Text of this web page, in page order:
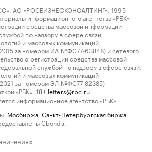
АО «РОСБИЗНЕСКОНСАЛТИНГ», 1995–
информационного агентства «РБК»
средства массовой информации
по надзору в сфере связи,
и массовых коммуникаций
за номером ИА №ФС77-63848) и сетевого
о регистрации средства массовой
службой по надзору в сфере связи,
и массовых коммуникаций
за номером ЭЛ №ФС77-82385)
«РБК».
18+ letters@rbc.ru
информационное агентство «РБК».
Мосбиржа Санкт-Петербургская биржа
Cbonds.